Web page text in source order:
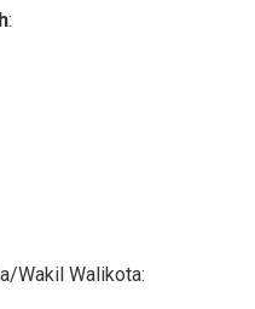
:
Wakil Walikota: